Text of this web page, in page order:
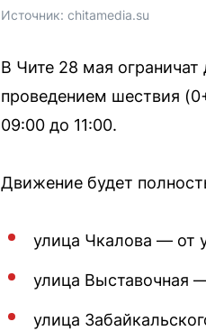
Источник: chitamedia.su
В Чите 28 мая
проведением шествия
09:00 до 11:00.
Движение будет
улица Чкалова — от
улица Выставочная
улица